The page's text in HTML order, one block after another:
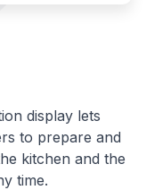
display lets
to prepare and
kitchen and the
time.